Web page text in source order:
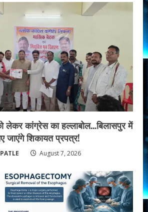
लेकर कांग्रेस का हल्लाबोल…बिलासपुर में
जाएंगे शिकायत प्रपत्र!
August 7, 2026